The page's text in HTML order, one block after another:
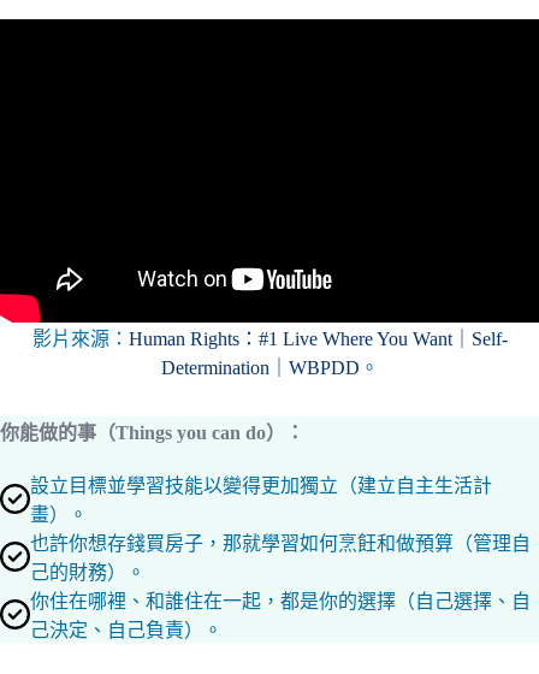
影片來源： Human Rights：#1 Live Where You Want｜Self-
Determination｜WBPDD 。
你能做的事（Things you can do）：
設立目標並學習技能以變得更加獨立（建立自主生活計
畫）。
也許你想存錢買房子，那就學習如何烹飪和做預算（管理自
己的財務）。
你住在哪裡、和誰住在一起，都是你的選擇（自己選擇、自
己決定、自己負責）。